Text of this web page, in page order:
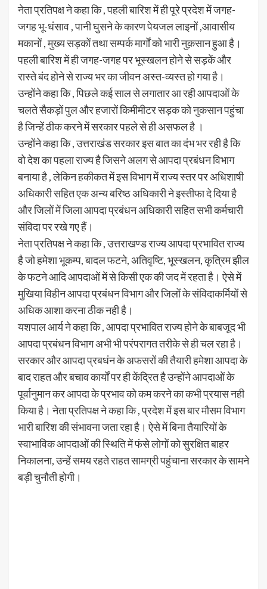
नेता प्रतिपक्ष ने कहा कि , पहली बारिश में ही पूरे प्रदेश में जगह-
जगह भू-धंसाव , पानी घुसने के कारण पेयजल लाइनों ,आवासीय
मकानों , मुख्य सड़कों तथा सम्पर्क मार्गों को भारी नुक़सान हुआ है।
पहली बारिश में ही जगह-जगह पर भूस्खलन होने से सड़कें और
रास्ते बंद होने से राज्य भर का जीवन अस्त-व्यस्त हो गया है।
उन्होंने कहा कि , पिछले कई साल से लगातार आ रही आपदाओं के
चलते सैकड़ों पुल और हजारों किमीमीटर सड़क को नुकसान पहुंचा
है जिन्हें ठीक करने में सरकार पहले से ही असफल है ।
उन्होंने कहा कि , उत्तराखंड सरकार इस बात का दंभ भर रही है कि
वो देश का पहला राज्य है जिसने अलग से आपदा प्रबंधन विभाग
बनाया है , लेकिन हकीकत में इस विभाग में राज्य स्तर पर अधिशाषी
अधिकारी सहित एक अन्य बरिष्ठ अधिकारी ने इस्तीफा दे दिया है
और जिलों में जिला आपदा प्रबंधन अधिकारी सहित सभी कर्मचारी
संविदा पर रखे गए हैं।
नेता प्रतिपक्ष ने कहा कि , उत्तराखण्ड राज्य आपदा प्रभावित राज्य
है जो हमेशा भूकम्प, बादल फटने, अतिवृष्टि, भूस्खलन, कृत्रिम झील
के फटने आदि आपदाओं में से किसी एक की जद में रहता है। ऐसे में
मुखिया विहीन आपदा प्रबंधन विभाग और जिलों के संविदाकर्मियों से
अधिक आशा करना ठीक नही है।
यशपाल आर्य ने कहा कि , आपदा प्रभावित राज्य होने के बाबजूद भी
आपदा प्रबंधन विभाग अभी भी परंपरागत तरीके से ही चल रहा है।
सरकार और आपदा प्रबधंन के अफसरों की तैयारी हमेशा आपदा के
बाद राहत और बचाव कार्यों पर ही केंद्रित है उन्होंने आपदाओं के
पूर्वानुमान कर आपदा के प्रभाव को कम करने का कभी प्रयास नही
किया है। नेता प्रतिपक्ष ने कहा कि , प्रदेश में इस बार मौसम विभाग
भारी बारिश की संभावना जता रहा है। ऐसे में बिना तैयारियों के
स्वाभाविक आपदाओं की स्थिति में फंसे लोगों को सुरक्षित बाहर
निकालना, उन्हें समय रहते राहत सामग्री पहुंचाना सरकार के सामने
बड़ी चुनौती होगी।